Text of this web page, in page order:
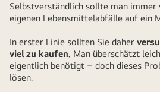
Selbstverständlich sollte man immer
eigenen Lebensmittelabfälle auf ein
In erster Linie sollten Sie daher
viel zu kaufen. Man überschätzt
eigentlich benötigt – doch dieses
lösen.